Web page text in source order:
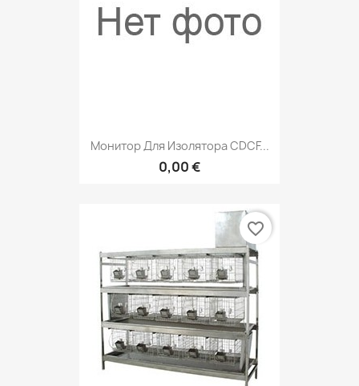
Монитор Для Изолятора CDCF...
0,00 €
favorite_border